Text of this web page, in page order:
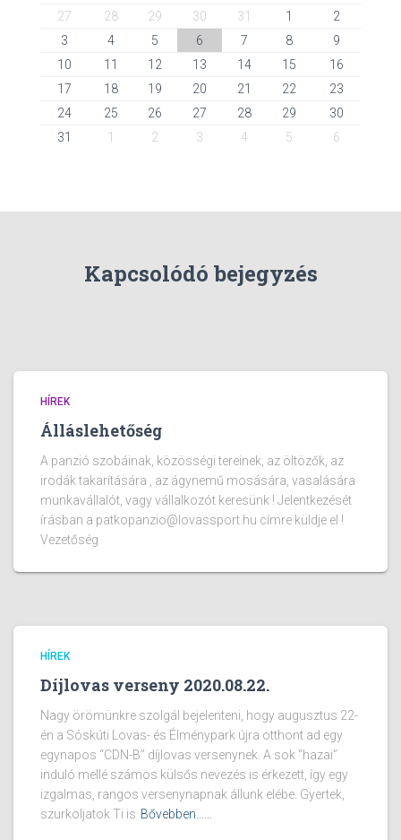
27
28 29 30 31 1
2
3
4 5 6 7 8
9
10
11 12 13 14 15
16
17
18 19 20 21 22
23
24
25 26 27 28 29
30
31
1 2 3 4 5 6
Kapcsolódó bejegyzés
HÍREK
Álláslehetőség
A panzió szobáinak, közösségi tereinek, az öltözők, az
irodák takarítására , az ágynemű mosására, vasalására
munkavállalót, vagy vállalkozót keresünk ! Jelentkezését
írásban a patkopanzio@lovassport.hu címre küldje el !
Vezetőség
HÍREK
Díjlovas verseny 2020.08.22.
Nagy örömünkre szolgál bejelenteni, hogy augusztus 22-
én a Sóskúti Lovas- és Élménypark újra otthont ad egy
egynapos “CDN-B” díjlovas versenynek. A sok “hazai”
induló mellé számos külsős nevezés is érkezett, így egy
izgalmas, rangos versenynapnak állunk elébe. Gyertek,
szurkoljatok Ti is Bővebben...…